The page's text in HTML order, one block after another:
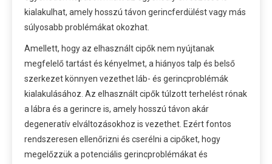
kialakulhat, amely hosszú távon gerincferdülést vagy más
súlyosabb problémákat okozhat.
Amellett, hogy az elhasznált cipők nem nyújtanak
megfelelő tartást és kényelmet, a hiányos talp és belső
szerkezet könnyen vezethet láb- és gerincproblémák
kialakulásához. Az elhasznált cipők túlzott terhelést rónak
a lábra és a gerincre is, amely hosszú távon akár
degeneratív elváltozásokhoz is vezethet. Ezért fontos
rendszeresen ellenőrizni és cserélni a cipőket, hogy
megelőzzük a potenciális gerincproblémákat és